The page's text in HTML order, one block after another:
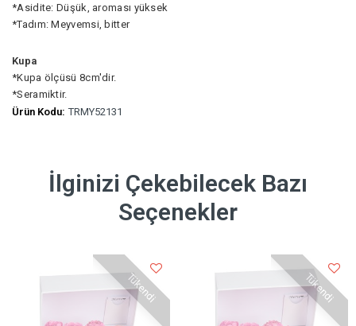
*Asidite: Düşük, aroması yüksek
*Tadım: Meyvemsi, bitter
Kupa
*Kupa ölçüsü 8cm'dir.
*Seramiktir.
Ürün Kodu: TRMY52131
İlginizi Çekebilecek Bazı
Seçenekler
Tükendi Tükendi